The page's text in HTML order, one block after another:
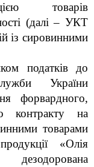
товарів
(далі – УКТ
із сировинними
податків до
України
форвардного,
контракту на
товарами
«Олія
дезодорована